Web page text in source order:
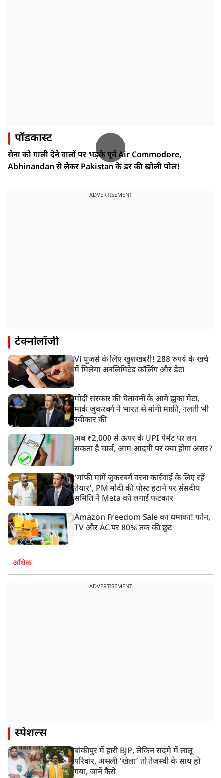
पॉडकास्ट
सेना को गाली देने वालों पर भड़के पूर्व Air Commodore,
Abhinandan से लेकर Pakistan के डर की खोली पोल!
ADVERTISEMENT
टेक्नोलॉजी
Vi यूजर्स के लिए खुशखबरी! 288 रुपये के खर्च
में मिलेगा अनलिमिटेड कॉलिंग और डेटा
मोदी सरकार की चेतावनी के आगे झुका मेटा,
मार्क ज़ुकरबर्ग ने भारत से मांगी माफ़ी, गलती भी
स्वीकार की
अब ₹2,000 से ऊपर के UPI पेमेंट पर लग
सकता है चार्ज, आम आदमी पर क्या होगा असर?
‘मांफी मांगें जुकरबर्ग वरना कार्रवाई के लिए रहें
तैयार’, PM मोदी की पोस्ट हटाने पर संसदीय
समिति ने Meta को लगाई फटकार
Amazon Freedom Sale का धमाका! फोन,
TV और AC पर 80% तक की छूट
अधिक
ADVERTISEMENT
स्पेशल्स
बांकीपुर में हारी BJP, लेकिन सदमे में लालू
परिवार, असली ‘खेला’ तो तेजस्वी के साथ हो
गया, जानें कैसे